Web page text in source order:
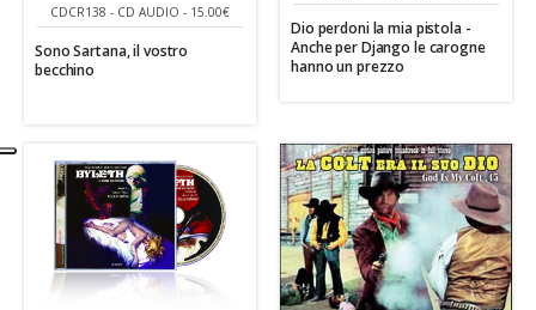
CDCR138 - CD AUDIO - 15.00€
Sono Sartana, il vostro
becchino
Dio perdoni la mia pistola -
Anche per Django le carogne
hanno un prezzo